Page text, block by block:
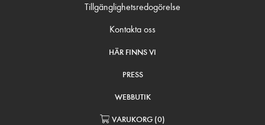
Tillgänglighetsredogörelse
Kontakta oss
HÄR FINNS VI
PRESS
WEBBUTIK
VARUKORG (0)